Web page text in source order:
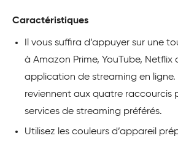
Caractéristiques
Il vous suffira d’appuyer sur une
à Amazon Prime, YouTube,
application de streaming en ligne.
reviennent aux quatre raccourcis
services de streaming préférés.
Utilisez les couleurs d’appareil